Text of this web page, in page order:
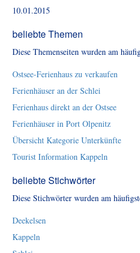
10.01.2015
beliebte Themen
Diese Themenseiten wurden am
Ostsee-Ferienhaus zu verkaufen
Ferienhäuser an der Schlei
Ferienhaus direkt an der Ostsee
Ferienhäuser in Port Olpenitz
Übersicht Kategorie Unterkünfte
Tourist Information Kappeln
beliebte Stichwörter
Diese Stichwörter wurden am
Deekelsen
Kappeln